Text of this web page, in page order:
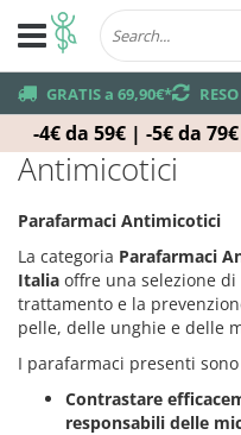
-4€ da 59€ | -5€ da
truck GRATIS a 69,90€*returns
Antimicotici
Parafarmaci Antimicotici
La categoria Parafarmaci
Italia offre una selezione
trattamento e la
pelle, delle unghie e delle
I parafarmaci presenti
Contrastare
responsabili delle